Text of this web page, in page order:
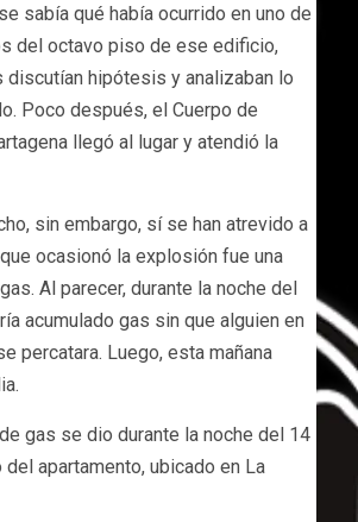
sabía qué había ocurrido en uno de
del octavo piso de ese edificio,
hipótesis y analizaban lo
Poco después, el Cuerpo de
llegó al lugar y atendió la
sin embargo, sí se han atrevido a
ocasionó la explosión fue una
Al parecer, durante la noche del
acumulado gas sin que alguien en
percatara. Luego, esta mañana
gas se dio durante la noche del 14
apartamento, ubicado en La